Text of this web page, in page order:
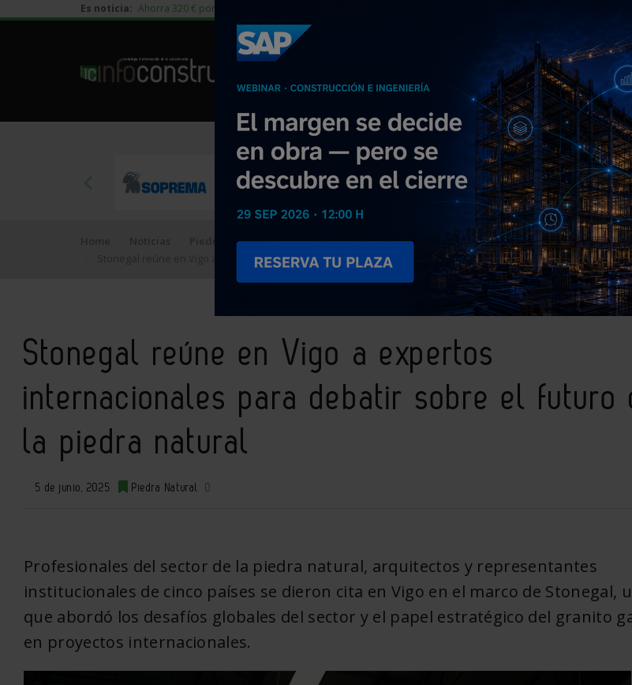
Es noticia: Ahorra 320 € por vivienda en edificación residencial 29% cambiar al
|
NOTICIAS PRODUCTOS AGENDA
EMPRESAS PREMIUM
Piedra Natural
Stonegal reúne en Vigo a expertos internacionales para debatir sobre el futuro de la piedra natural
Stonegal reúne en Vigo a expertos
internacionales para debatir sobre el futuro
la piedra natural
5 de junio, 2025 Piedra Natural 0
Profesionales del sector de la piedra natural, arquitectos y representantes
institucionales de cinco países se dieron cita en Vigo en el marco de Stonegal,
que abordó los desafíos globales del sector y el papel estratégico del granito
en proyectos internacionales.